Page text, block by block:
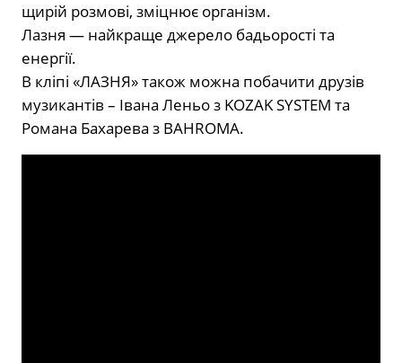
щирій розмові, зміцнює організм.
Лазня — найкраще джерело бадьорості та
енергії.
В кліпі «ЛАЗНЯ» також можна побачити друзів
музикантів – Івана Леньо з KOZAK SYSTEM та
Романа Бахарева з BAHROMA.